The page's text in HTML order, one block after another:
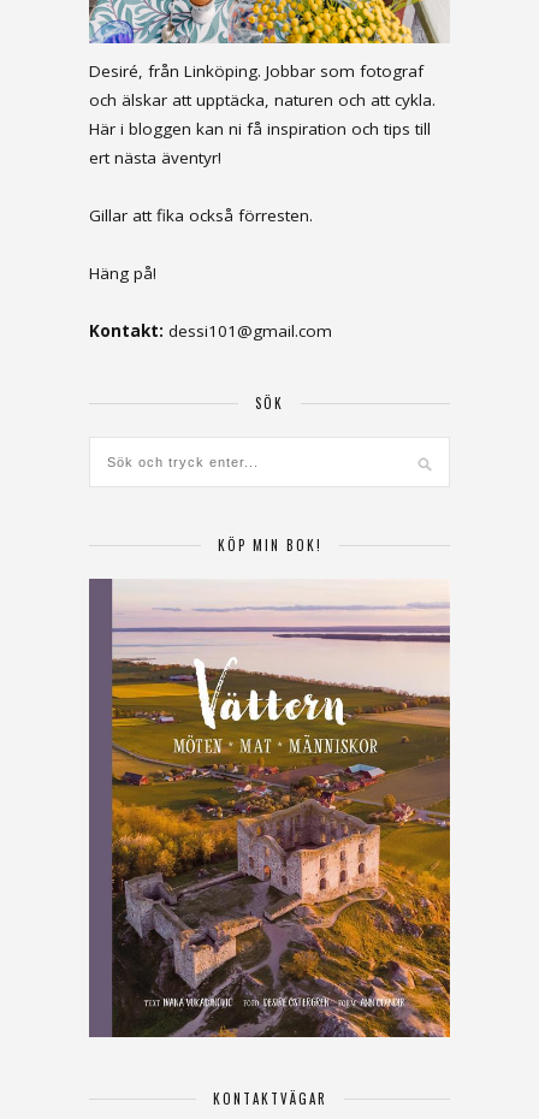
Desiré, från Linköping. Jobbar som fotograf
och älskar att upptäcka, naturen och att cykla.
Här i bloggen kan ni få inspiration och tips till
ert nästa äventyr!
Gillar att fika också förresten.
Häng på!
Kontakt: dessi101@gmail.com
SÖK
KÖP MIN BOK!
KONTAKTVÄGAR